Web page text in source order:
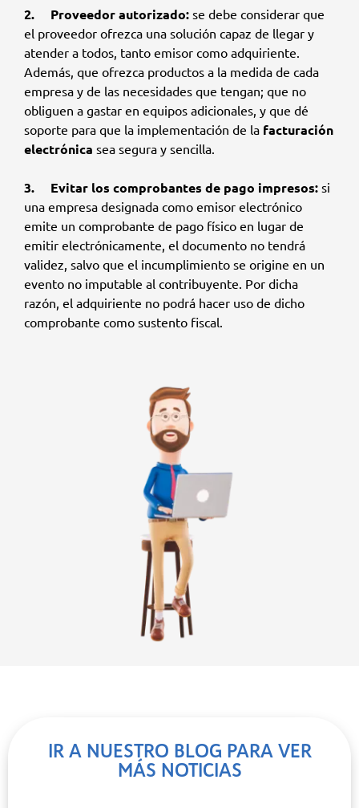
2. Proveedor autorizado: se debe considerar que
el proveedor ofrezca una solución capaz de llegar y
atender a todos, tanto emisor como adquiriente.
Además, que ofrezca productos a la medida de cada
empresa y de las necesidades que tengan; que no
obliguen a gastar en equipos adicionales, y que dé
soporte para que la implementación de la facturación
electrónica sea segura y sencilla.
3. Evitar los comprobantes de pago impresos: si
una empresa designada como emisor electrónico
emite un comprobante de pago físico en lugar de
emitir electrónicamente, el documento no tendrá
validez, salvo que el incumplimiento se origine en un
evento no imputable al contribuyente. Por dicha
razón, el adquiriente no podrá hacer uso de dicho
comprobante como sustento fiscal.
IR A NUESTRO BLOG PARA VER
MÁS NOTICIAS